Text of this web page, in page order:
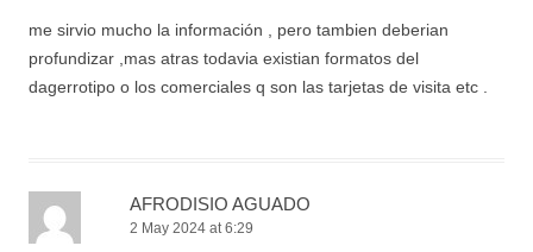
me sirvio mucho la información , pero tambien deberian
profundizar ,mas atras todavia existian formatos del
dagerrotipo o los comerciales q son las tarjetas de visita etc .
AFRODISIO AGUADO
2 May 2024 at 6:29